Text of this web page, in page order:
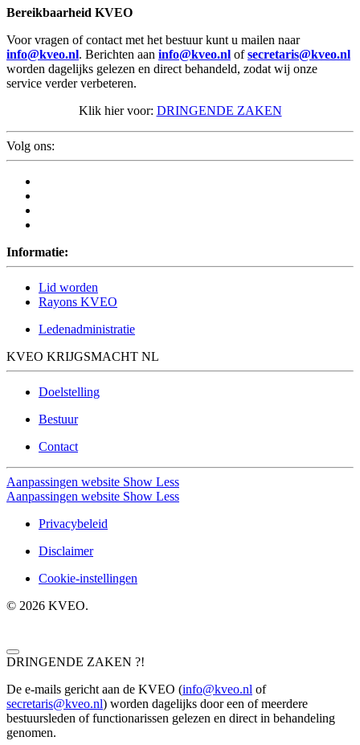
Bereikbaarheid KVEO
Voor vragen of contact met het bestuur kunt u mailen naar
info@kveo.nl. Berichten aan info@kveo.nl ofsecretaris@kveo.nl
worden dagelijks gelezen en direct behandeld, zodat wij onze
service verder verbeteren.
Klik hier voor: DRINGENDE ZAKEN
Volg ons:
Informatie:
Lid worden
Rayons KVEO
Ledenadministratie
KVEO KRIJGSMACHT NL
Doelstelling
Bestuur
Contact
Aanpassingen website Show Less
Aanpassingen website Show Less
Privacybeleid
Disclaimer
Cookie-instellingen
© 2026 KVEO.
DRINGENDE ZAKEN ?!
De e-mails gericht aan de KVEO (info@kveo.nl of
secretaris@kveo.nl) worden dagelijks door een of meerdere
bestuursleden of functionarissen gelezen en direct in behandeling
genomen.